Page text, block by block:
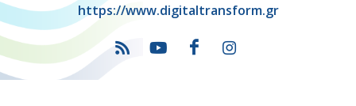
https://www.digitaltransform.gr